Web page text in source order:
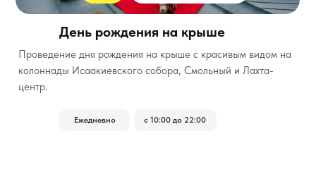
Проведение дня рождения на крыше с красивым видом на
колоннады Исаакиевского собора, Смольный и Лахта-
центр.
Ежедневно с 10:00 до 22:00
День рождения на крыше